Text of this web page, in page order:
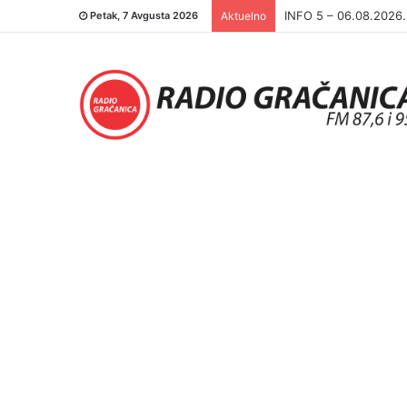
Petak, 7 Avgusta 2026 Aktuelno INFO 5 – 05.08.2026